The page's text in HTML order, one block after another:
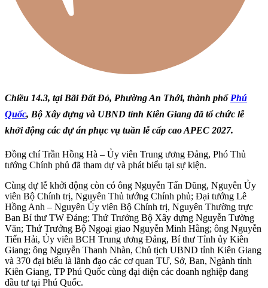
Chiều 14.3, tại Bãi Đất Đỏ, Phường An Thới, thành phố Phú
Quốc, Bộ Xây dựng và UBND tỉnh Kiên Giang đã tổ chức lễ
khởi động các dự án phục vụ tuần lễ cấp cao APEC 2027.
Đồng chí Trần Hồng Hà – Ủy viên Trung ương Đảng, Phó Thủ
tướng Chính phủ đã tham dự và phát biểu tại sự kiện.
Cùng dự lễ khởi động còn có ông Nguyễn Tấn Dũng, Nguyên Ủy
viên Bộ Chính trị, Nguyên Thủ tướng Chính phủ; Đại tướng Lê
Hồng Anh – Nguyên Ủy viên Bộ Chính trị, Nguyên Thường trực
Ban Bí thư TW Đảng; Thứ Trưởng Bộ Xây dựng Nguyễn Tường
Văn; Thứ Trưởng Bộ Ngoại giao Nguyễn Minh Hằng; ông Nguyễn
Tiến Hải, Ủy viên BCH Trung ương Đảng, Bí thư Tỉnh ủy Kiên
Giang; ông Nguyễn Thanh Nhàn, Chủ tịch UBND tỉnh Kiên Giang
và 370 đại biểu là lãnh đạo các cơ quan TƯ, Sở, Ban, Ngành tỉnh
Kiên Giang, TP Phú Quốc cùng đại diện các doanh nghiệp đang
đầu tư tại Phú Quốc.